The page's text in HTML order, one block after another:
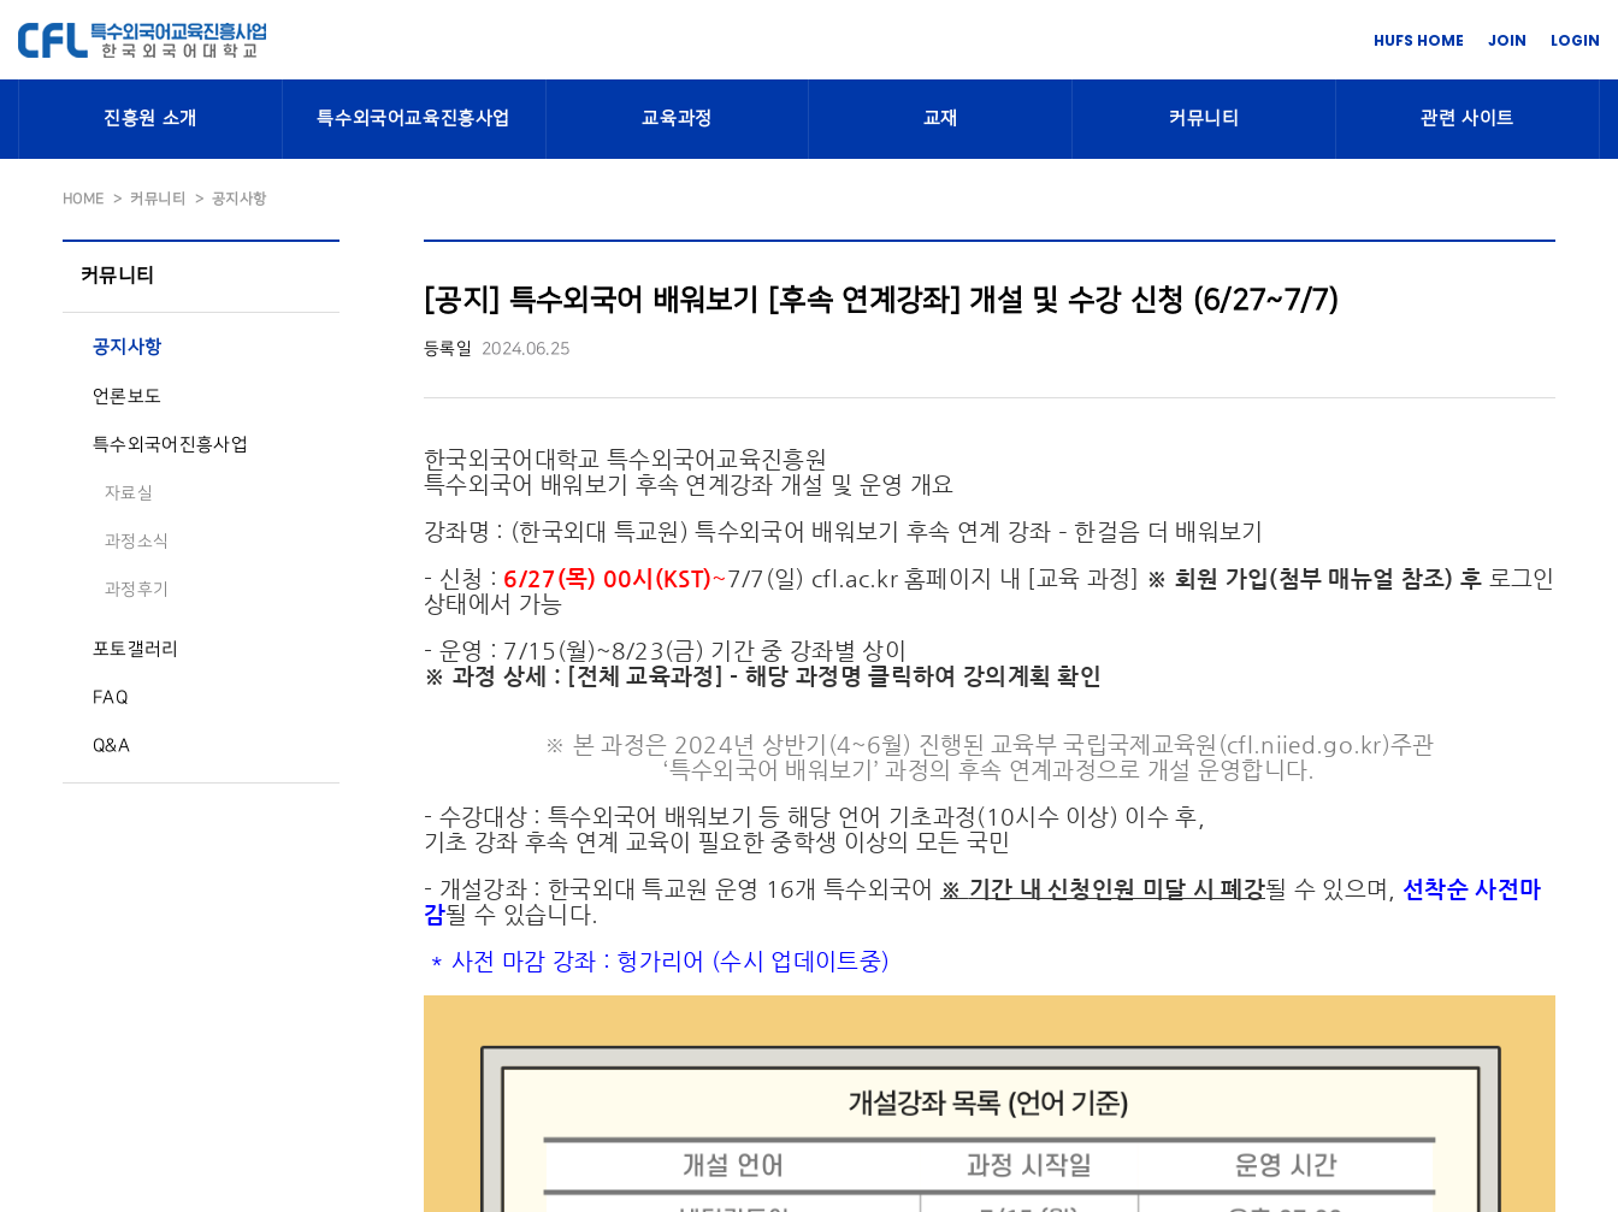
HUFS HOME JOIN LOGIN
진흥원 소개 특수외국어교육진흥사업 교육과정 교재 커뮤니티 관련 사이트
HOME 커뮤니티 공지사항
커뮤니티
공지사항
언론보도
특수외국어진흥사업
자료실
과정소식
과정후기
포토갤러리
FAQ
Q&A
[공지] 특수외국어 배워보기 [후속 연계강좌] 개설 및 수강 신청 (6/27~7/7)
등록일 2024.06.25
한국외국어대학교 특수외국어교육진흥원
특수외국어 배워보기 후속 연계강좌 개설 및 운영 개요
강좌명 : (한국외대 특교원) 특수외국어 배워보기 후속 연계 강좌 – 한걸음 더 배워보기
- 신청 : 6/27(목) 00시(KST)~7/7(일) cfl.ac.kr 홈페이지 내 [교육 과정] ※ 회원 가입(첨부 매뉴얼 참조) 후 로그인
상태에서 가능
- 운영 : 7/15(월)~8/23(금) 기간 중 강좌별 상이
※ 과정 상세 : [전체 교육과정] - 해당 과정명 클릭하여 강의계획 확인
※ 본 과정은 2024년 상반기(4~6월) 진행된 교육부 국립국제교육원(cfl.niied.go.kr)주관
‘특수외국어 배워보기’ 과정의 후속 연계과정으로 개설 운영합니다.
- 수강대상 : 특수외국어 배워보기 등 해당 언어 기초과정(10시수 이상) 이수 후,
기초 강좌 후속 연계 교육이 필요한 중학생 이상의 모든 국민
- 개설강좌 : 한국외대 특교원 운영 16개 특수외국어 ※ 기간 내 신청인원 미달 시 폐강될 수 있으며, 선착순 사전마
감될 수 있습니다.
* 사전 마감 강좌 : 헝가리어 (수시 업데이트중)